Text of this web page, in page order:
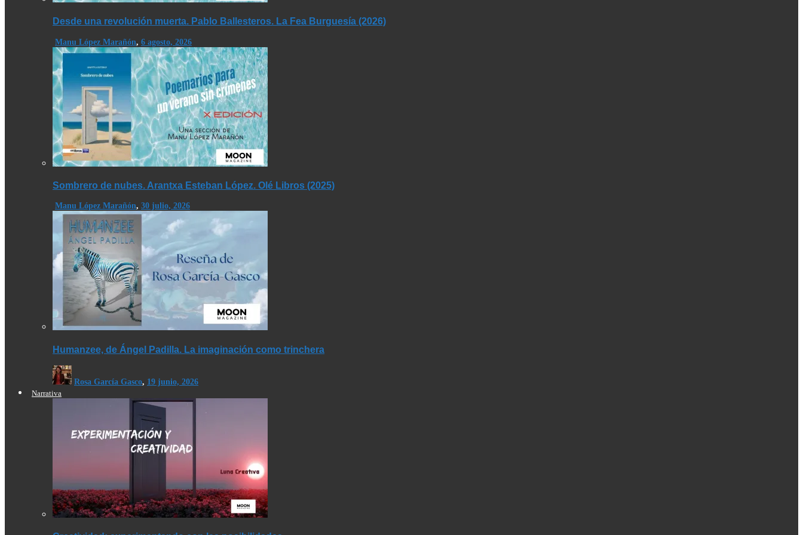
Desde una revolución muerta. Pablo Ballesteros. La Fea Burguesía (2026)
Manu López Marañón, 6 agosto, 2026
Sombrero de nubes. Arantxa Esteban López. Olé Libros (2025)
Manu López Marañón, 30 julio, 2026
Humanzee, de Ángel Padilla. La imaginación como trinchera
Rosa García Gasco, 19 junio, 2026
Narrativa